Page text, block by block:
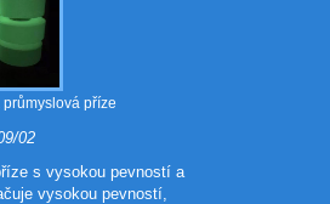
příze
02
s vysokou pevností a
vysokou pevností,